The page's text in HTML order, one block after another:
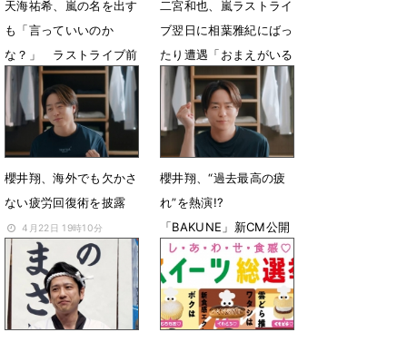
天海祐希、嵐の名を出す
も「言っていいのか
な？」 ラストライブ前
の相葉雅紀と櫻井翔の姿
に感銘
6月25日 08時12分
二宮和也、嵐ラストライ
ブ翌日に相葉雅紀にばっ
たり遭遇「おまえがいる
んかいッ！」
6月4日 07時44分
櫻井翔、海外でも欠かさ
ない疲労回復術を披露
4月22日 19時10分
櫻井翔、“過去最高の疲
れ”を熱演!?
「BAKUNE」新CM公開
4月22日 15時00分